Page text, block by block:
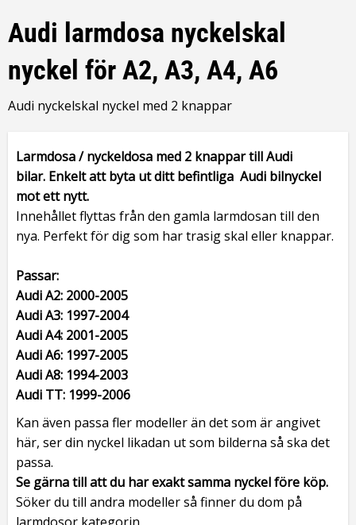
Audi larmdosa nyckelskal
nyckel för A2, A3, A4, A6
Audi nyckelskal nyckel med 2 knappar
Larmdosa / nyckeldosa med 2 knappar till Audi
bilar. Enkelt att byta ut ditt befintliga Audi bilnyckel
mot ett nytt.
Innehållet flyttas från den gamla larmdosan till den
nya. Perfekt för dig som har trasig skal eller knappar.
Passar:
Audi A2: 2000-2005
Audi A3: 1997-2004
Audi A4: 2001-2005
Audi A6: 1997-2005
Audi A8: 1994-2003
Audi TT: 1999-2006
Kan även passa fler modeller än det som är angivet
här, ser din nyckel likadan ut som bilderna så ska det
passa.
Se gärna till att du har exakt samma nyckel före köp.
Söker du till andra modeller så finner du dom på